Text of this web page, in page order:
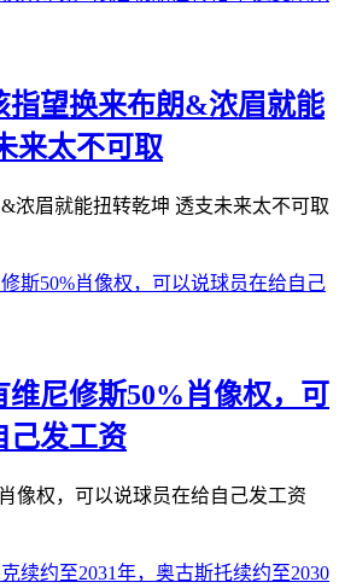
指望换来布朗&浓眉就能
来太不可取
浓眉就能扭转乾坤 透支未来太不可取
维尼修斯50%肖像权，可
己发工资
像权，可以说球员在给自己发工资